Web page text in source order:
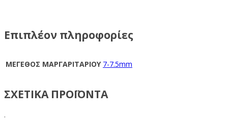
Επιπλέον πληροφορίες
ΜΕΓΕΘΟΣ ΜΑΡΓΑΡΙΤΑΡΙΟΥ 7-7.5mm
ΣΧΕΤΙΚΑ ΠΡΟΪΟΝΤΑ
.